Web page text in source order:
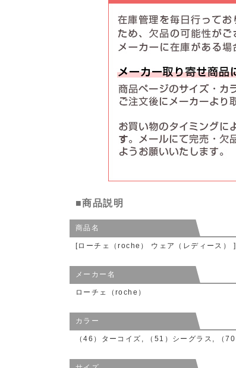
■商品説明
商品名
[ローチェ（roche） ウェア（レディース）
メーカー名
ローチェ（roche）
カラー
（46）ターコイズ, （51）シーグラス, （